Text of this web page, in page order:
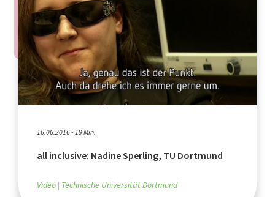
16.06.2016 - 19 Min.
all inclusive: Nadine Sperling, TU Dortmund
Video Technische Universität Dortmund